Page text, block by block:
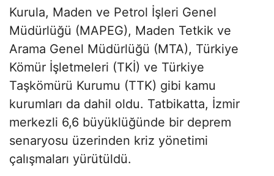
Kurula, Maden ve Petrol İşleri Genel
Müdürlüğü (MAPEG), Maden Tetkik ve
Arama Genel Müdürlüğü (MTA), Türkiye
Kömür İşletmeleri (TKİ) ve Türkiye
Taşkömürü Kurumu (TTK) gibi kamu
kurumları da dahil oldu. Tatbikatta, İzmir
merkezli 6,6 büyüklüğünde bir deprem
senaryosu üzerinden kriz yönetimi
çalışmaları yürütüldü.